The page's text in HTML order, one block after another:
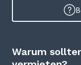
Warum